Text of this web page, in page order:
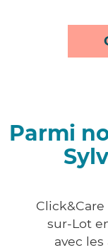
Parmi
sur-Lot
avec